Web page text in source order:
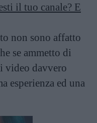
il tuo canale? E
non sono affatto
se ammetto di
video davvero
esperienza ed una